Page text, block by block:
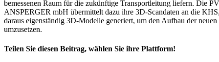
bemessenen Raum für die zukünftige Transportleitung liefern. Die PV
ANSPERGER mbH übermittelt dazu ihre 3D-Scandaten an die
daraus eigenständig 3D-Modelle generiert, um den Aufbau der
umzusetzen.
Teilen Sie diesen Beitrag, wählen Sie ihre Plattform!